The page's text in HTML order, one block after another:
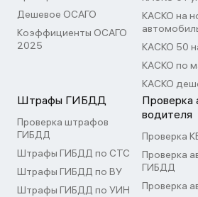
Дешевое ОСАГО
Коэффициенты ОСАГО
2025
КАСКО на
КАСКО 50
КАСКО по
КАСКО
Штрафы ГИБДД
Проверка штрафов
ГИБДД
Штрафы ГИБДД по СТС
Штрафы ГИБДД по ВУ
Штрафы ГИБДД по УИН
Проверка
водителя
Проверка
Проверка
ГИБДД
Проверка